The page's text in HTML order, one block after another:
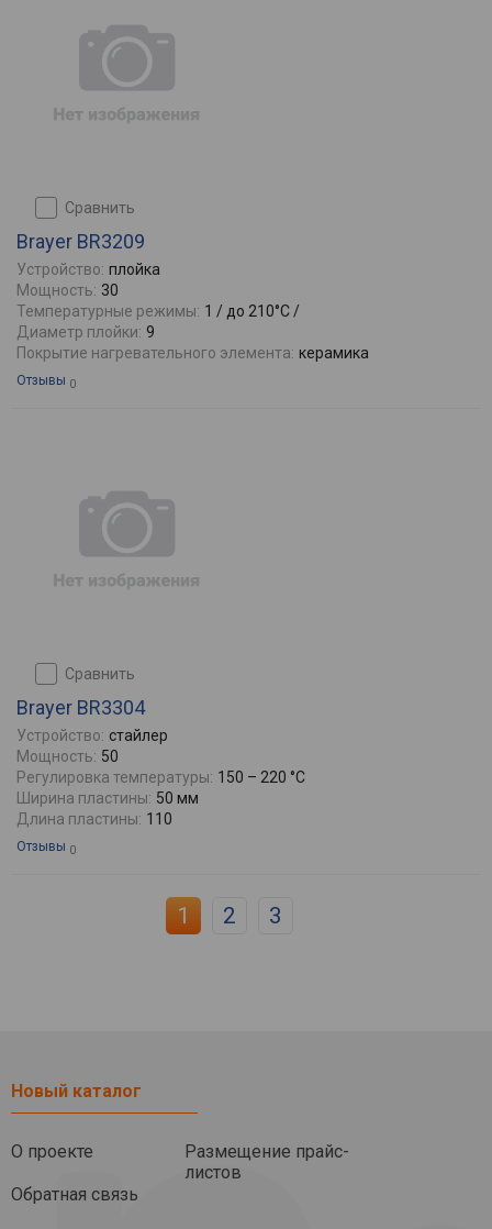
сравнить
Brayer BR3209
Устройство: плойка
Мощность: 30
Температурные режимы: 1 / до 210°C /
Диаметр плойки: 9
Покрытие нагревательного элемента: керамика
Отзывы 0
сравнить
Brayer BR3304
Устройство: стайлер
Мощность: 50
Регулировка температуры: 150 – 220 °C
Ширина пластины: 50 мм
Длина пластины: 110
Отзывы 0
1 2 3
Новый каталог
О проекте
Обратная связь
Размещение прайс-
листов